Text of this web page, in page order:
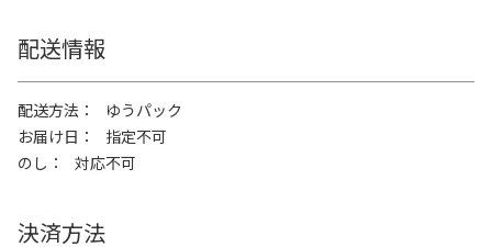
配送情報
配送方法
ゆうパック
お届け日
指定不可
のし
対応不可
決済方法